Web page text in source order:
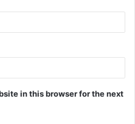
in this browser for the next